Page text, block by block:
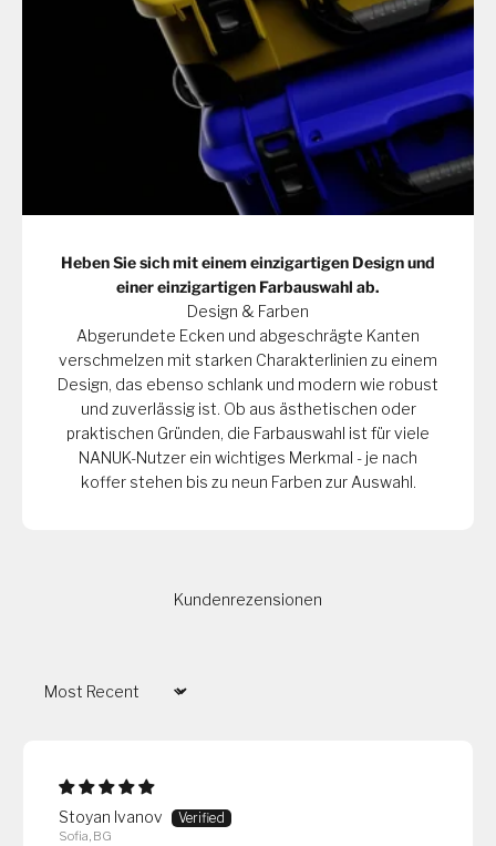
Heben Sie sich mit einem einzigartigen Design und
einer einzigartigen Farbauswahl ab.
Design & Farben
Abgerundete Ecken und abgeschrägte Kanten
verschmelzen mit starken Charakterlinien zu einem
Design, das ebenso schlank und modern wie robust
und zuverlässig ist. Ob aus ästhetischen oder
praktischen Gründen, die Farbauswahl ist für viele
NANUK-Nutzer ein wichtiges Merkmal - je nach
koffer stehen bis zu neun Farben zur Auswahl.
Kundenrezensionen
Sort by
Stoyan Ivanov
Sofia, BG